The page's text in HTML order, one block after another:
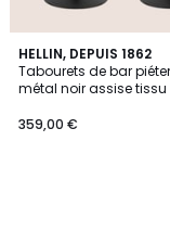
HELLIN, DEPUIS 1862
Tabourets de bar
métal noir assise tissu
359,00 €